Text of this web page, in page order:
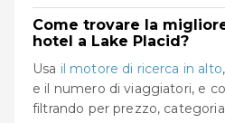
Come trovare la
hotel a Lake Placid?
Usa il motore di ricerca in alto
e il numero di viaggiatori, e
filtrando per prezzo,